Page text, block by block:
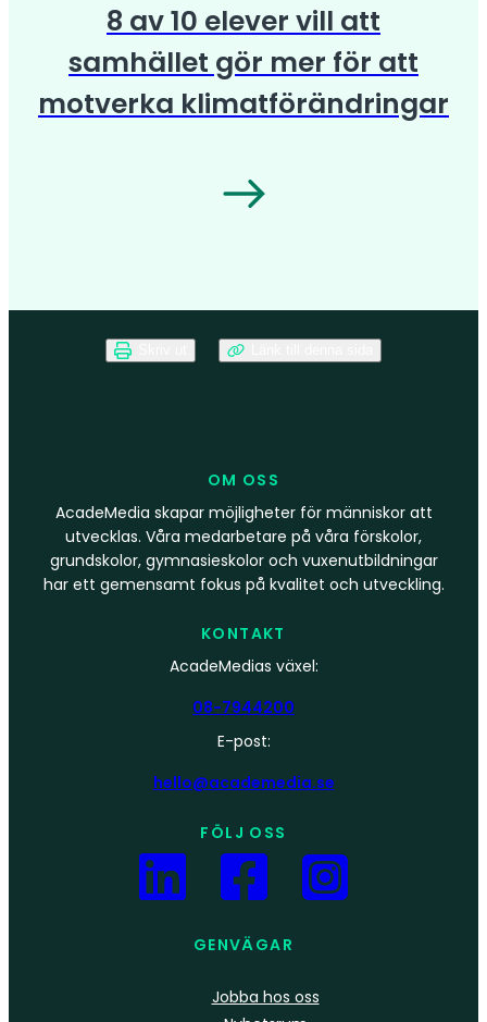
8 av 10 elever vill att
samhället gör mer för att
motverka klimatförändringar
OM OSS
AcadeMedia skapar möjligheter för människor att
utvecklas. Våra medarbetare på våra förskolor,
grundskolor, gymnasieskolor och vuxenutbildningar
har ett gemensamt fokus på kvalitet och utveckling.
KONTAKT
AcadeMedias växel:
08-7944200
E-post:
hello@academedia.se
FÖLJ OSS
GENVÄGAR
Jobba hos oss